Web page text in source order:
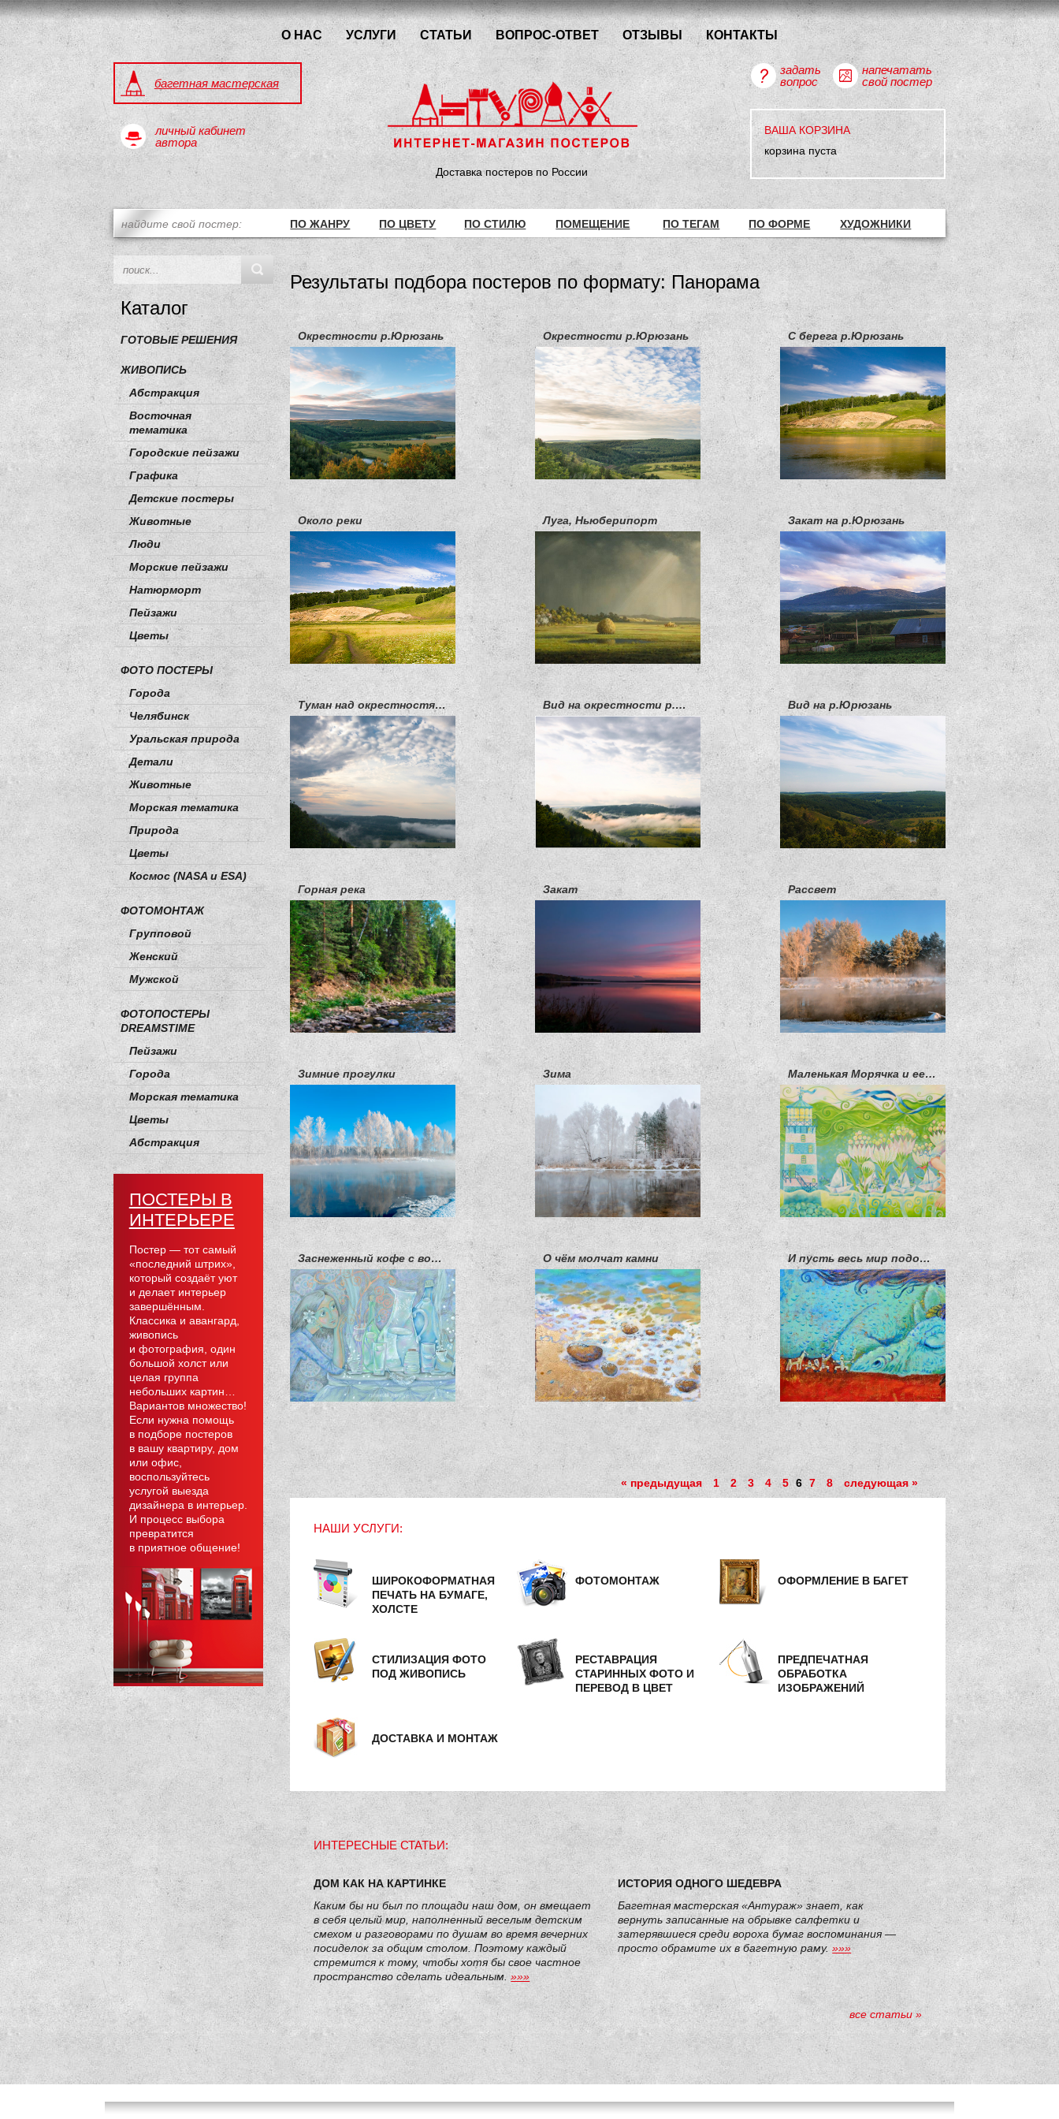
О НАС УСЛУГИ СТАТЬИ ВОПРОС-ОТВЕТ ОТЗЫВЫ КОНТАКТЫ
багетная мастерская
личный кабинет
автора
Доставка постеров по России
задать
вопрос
напечатать
свой постер
ВАША КОРЗИНА
корзина пуста
найдите свой постер: ПО ЖАНРУ ПО ЦВЕТУ ПО СТИЛЮ ПОМЕЩЕНИЕ ПО ТЕГАМ ПО ФОРМЕ ХУДОЖНИКИ
Каталог
ГОТОВЫЕ РЕШЕНИЯ
ЖИВОПИСЬ
Абстракция
Восточная
тематика
Городские пейзажи
Графика
Детские постеры
Животные
Люди
Морские пейзажи
Натюрморт
Пейзажи
Цветы
ФОТО ПОСТЕРЫ
Города
Челябинск
Уральская природа
Детали
Животные
Морская тематика
Природа
Цветы
Космос (NASA и ESA)
ФОТОМОНТАЖ
Групповой
Женский
Мужской
ФОТОПОСТЕРЫ
DREAMSTIME
Пейзажи
Города
Морская тематика
Цветы
Абстракция
ПОСТЕРЫ В
ИНТЕРЬЕРЕ
Постер — тот самый
«последний штрих»,
который создаёт уют
и делает интерьер
завершённым.
Классика и авангард,
живопись
и фотография, один
большой холст или
целая группа
небольших картин…
Вариантов множество!
Если нужна помощь
в подборе постеров
в вашу квартиру, дом
или офис,
воспользуйтесь
услугой выезда
дизайнера в интерьер.
И процесс выбора
превратится
в приятное общение!
Результаты подбора постеров по формату: Панорама
Окрестности р.Юрюзань Окрестности р.Юрюзань С берега р.Юрюзань
Около реки Луга, Ньюберипорт Закат на р.Юрюзань
Туман над окрестностями р.Юрюзань Вид на окрестности р.Юрюзань Вид на р.Юрюзань
Горная река Закат Рассвет
Зимние прогулки Зима Маленькая Морячка и ее незабудки
Заснеженный кофе с водой О чём молчат камни И пусть весь мир подождет...
« предыдущая 1 2 3 4 5 6 7 8 следующая »
НАШИ УСЛУГИ:
ШИРОКОФОРМАТНАЯ
ПЕЧАТЬ НА БУМАГЕ,
ХОЛСТЕ
ФОТОМОНТАЖ ОФОРМЛЕНИЕ В БАГЕТ
СТИЛИЗАЦИЯ ФОТО
ПОД ЖИВОПИСЬ
РЕСТАВРАЦИЯ
СТАРИННЫХ ФОТО И
ПЕРЕВОД В ЦВЕТ
ПРЕДПЕЧАТНАЯ
ОБРАБОТКА
ИЗОБРАЖЕНИЙ
ДОСТАВКА И МОНТАЖ
ИНТЕРЕСНЫЕ СТАТЬИ:
ДОМ КАК НА КАРТИНКЕ
Каким бы ни был по площади наш дом, он вмещает
в себя целый мир, наполненный веселым детским
смехом и разговорами по душам во время вечерних
посиделок за общим столом. Поэтому каждый
стремится к тому, чтобы хотя бы свое частное
пространство сделать идеальным.»»»
ИСТОРИЯ ОДНОГО ШЕДЕВРА
Багетная мастерская «Антураж» знает, как
вернуть записанные на обрывке салфетки и
затерявшиеся среди вороха бумаг воспоминания —
просто обрамите их в багетную раму.»»»
все статьи »